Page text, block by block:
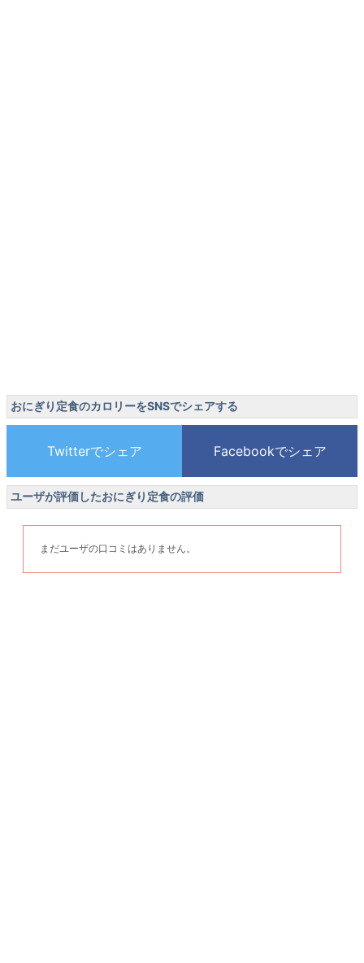
おにぎり定食のカロリーをSNSでシェアする
ユーザが評価したおにぎり定食の評価
まだユーザの口コミはありません。